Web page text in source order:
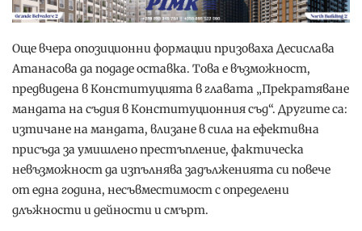
Още вчера опозиционни формации призоваха Десислава
Атанасова да подаде оставка. Това е възможност,
предвидена в Конституцията в главата „Прекратяване
мандата на съдия в Конституционния съд“. Другите са:
изтичане на мандата, влизане в сила на ефективна
присъда за умишлено престъпление, фактическа
невъзможност да изпълнява задълженията си повече
от една година, несъвместимост с определени
длъжности и дейности и смърт.